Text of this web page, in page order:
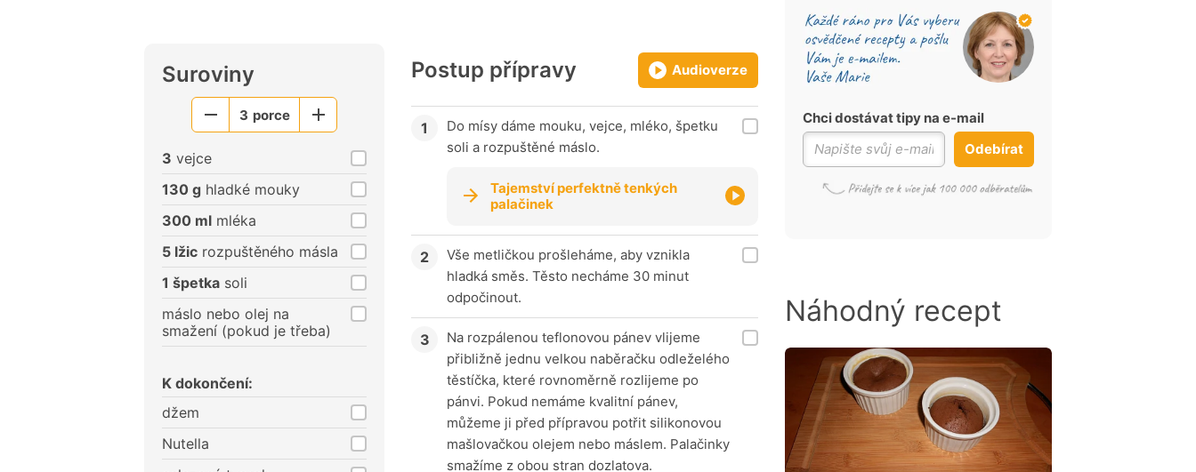
Suroviny
Menší
3 porce
Větší
3 vejce
130 g hladké mouky
300 ml mléka
5 lžic rozpuštěného másla
1 špetka soli
máslo nebo olej na
smažení (pokud je třeba)
K dokončení:
džem
Nutella
Postup přípravy Audioverze
Do mísy dáme mouku, vejce, mléko, špetku
soli a rozpuštěné máslo.
Tajemství perfektně tenkých
palačinek
Vše metličkou prošleháme, aby vznikla
hladká směs. Těsto necháme 30 minut
odpočinout.
Na rozpálenou teflonovou pánev vlijeme
přibližně jednu velkou naběračku odleželého
těstíčka, které rovnoměrně rozlijeme po
pánvi. Pokud nemáme kvalitní pánev,
můžeme ji před přípravou potřit silikonovou
mašlovačkou olejem nebo máslem. Palačinky
smažíme z obou stran dozlatova.
Chci dostávat tipy na e-mail
Odebírat
Náhodný recept